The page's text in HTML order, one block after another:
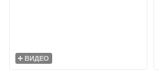
ВИДЕО